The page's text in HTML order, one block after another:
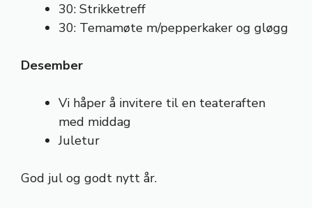
30: Strikketreff
30: Temamøte m/pepperkaker og gløgg
Desember
Vi håper å invitere til en teateraften
med middag
Juletur
God jul og godt nytt år.